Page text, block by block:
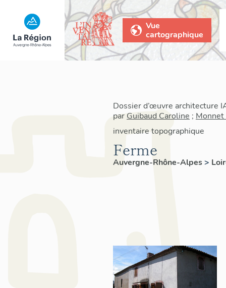
Vue
cartographique
Dossier d’œuvre architecture
par Guibaud Caroline ;
inventaire topographique
Ferme
Auvergne-Rhône-Alpes>